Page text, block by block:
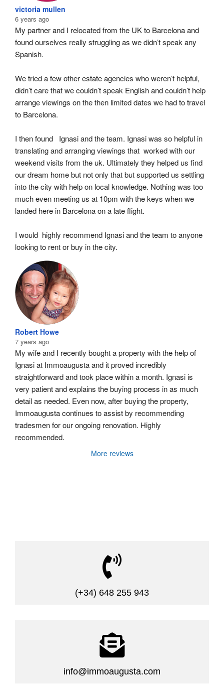
victoria mullen
6 years ago
My partner and I relocated from the UK to Barcelona and
found ourselves really struggling as we didn’t speak any
Spanish.
We tried a few other estate agencies who weren’t helpful,
didn’t care that we couldn’t speak English and couldn’t help
arrange viewings on the then limited dates we had to travel
to Barcelona.
I then found   Ignasi and the team. Ignasi was so helpful in
translating and arranging viewings that  worked with our
weekend visits from the uk. Ultimately they helped us find
our dream home but not only that but supported us settling
into the city with help on local knowledge. Nothing was too
much even meeting us at 10pm with the keys when we
landed here in Barcelona on a late flight.
I would  highly recommend Ignasi and the team to anyone
looking to rent or buy in the city.
Robert Howe
7 years ago
My wife and I recently bought a property with the help of
Ignasi at Immoaugusta and it proved incredibly
straightforward and took place within a month. Ignasi is
very patient and explains the buying process in as much
detail as needed. Even now, after buying the property,
Immoaugusta continues to assist by recommending
tradesmen for our ongoing renovation. Highly
recommended.
More reviews

(+34) 648 255 943

info@immoaugusta.com